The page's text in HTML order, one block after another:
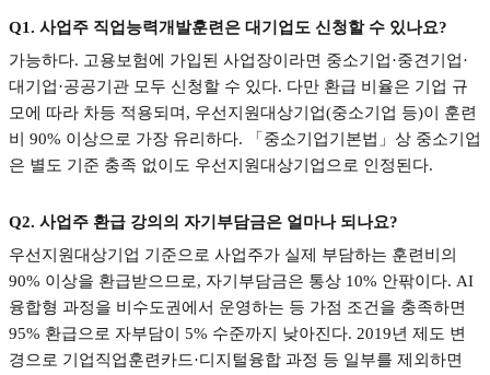
Q1. 사업주 직업능력개발훈련은 대기업도 신청할 수 있나요?
가능하다. 고용보험에 가입된 사업장이라면 중소기업·중견기업·
대기업·공공기관 모두 신청할 수 있다. 다만 환급 비율은 기업 규
모에 따라 차등 적용되며, 우선지원대상기업(중소기업 등)이 훈련
비 90% 이상으로 가장 유리하다.
「중소기업기본법」상 중소기업
은 별도 기준 충족 없이도 우선지원대상기업으로 인정된다.
Q2. 사업주 환급 강의의 자기부담금은 얼마나 되나요?
우선지원대상기업 기준으로 사업주가 실제 부담하는 훈련비의
90% 이상을 환급받으므로, 자기부담금은 통상 10% 안팎이다. AI
융합형 과정을 비수도권에서 운영하는 등 가점 조건을 충족하면
95% 환급으로 자부담이 5% 수준까지 낮아진다. 2019년 제도 변
경으로 기업직업훈련카드·디지털융합 과정 등 일부를 제외하면